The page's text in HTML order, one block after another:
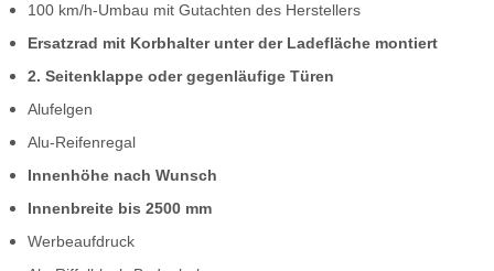
100 km/h-Umbau mit Gutachten des Herstellers
Ersatzrad mit Korbhalter unter der Ladefläche montiert
2. Seitenklappe oder gegenläufige Türen
Alufelgen
Alu-Reifenregal
Innenhöhe nach Wunsch
Innenbreite bis 2500 mm
Werbeaufdruck